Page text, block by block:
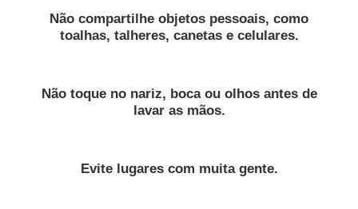
Não compartilhe objetos pessoais, como
toalhas, talheres, canetas e celulares.
Não toque no nariz, boca ou olhos antes de
lavar as mãos.
Evite lugares com muita gente.